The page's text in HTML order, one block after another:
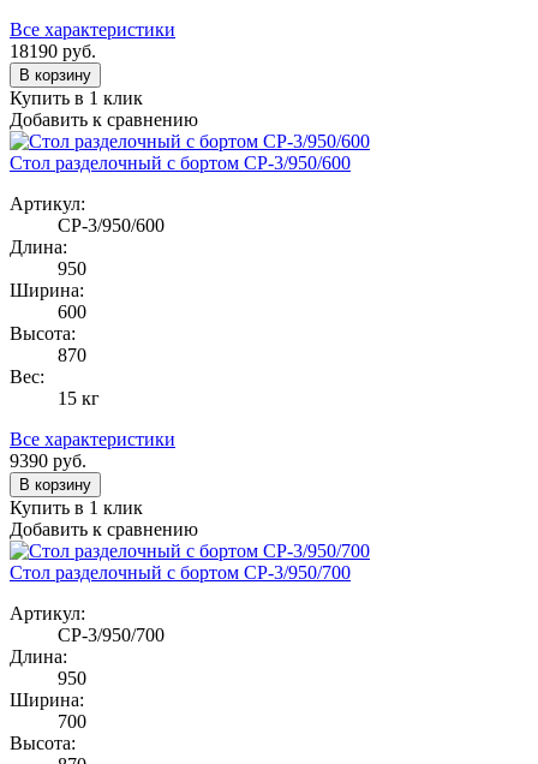
Все характеристики
18190 руб.
В корзину
Купить в 1 клик
Добавить к сравнению
Стол разделочный с бортом СР-3/950/600
Артикул:
СР-3/950/600
Длина:
950
Ширина:
600
Высота:
870
Вес:
15 кг
Все характеристики
9390 руб.
В корзину
Купить в 1 клик
Добавить к сравнению
Стол разделочный с бортом СР-3/950/700
Артикул:
СР-3/950/700
Длина:
950
Ширина:
700
Высота: